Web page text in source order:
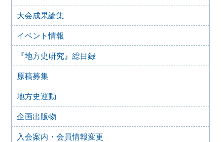
「国立国会図書館デジタルコレクションの著作権処理の改
善による知識情報基盤の拡充を求めます」
2022年10月1日 「改正博物館法に関するアンケート調査」
の実施について
2021年9月15日
歴史学関係学会 ハラスメント防止宣言
2021年3月3日
「高輪築堤」の保存を求める要望書
2021年2月26日
「高輪築堤」遺構の保存・公開の要望
2020年11月6日
大会成果論集
イベント情報
『地方史研究』総目録
原稿募集
地方史運動
企画出版物
入会案内・会員情報変更